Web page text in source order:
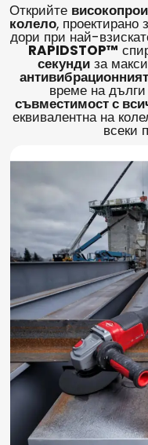
Открийте
колело, проектирано
дори при най-
RAPIDSTOP™
секундиза
време на
съвместимост с
еквивалентна на
всеки